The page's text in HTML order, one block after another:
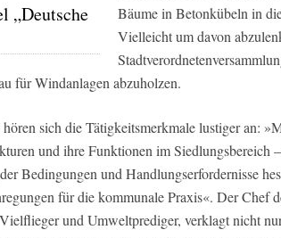
„Deutsche
Bäume in Betonkübeln in
Vielleicht um davon
für Windanlagen abzuholzen.
sich die Tätigkeitsmerkmale lustiger an:
und ihre Funktionen im Siedlungsbereich
Bedingungen und Handlungserfordernisse
für die kommunale Praxis«. Der Chef
und Umweltprediger, verklagt nicht